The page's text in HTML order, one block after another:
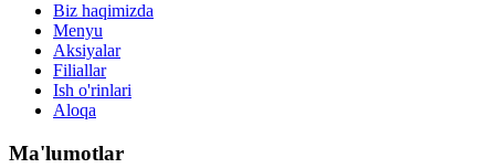
Biz haqimizda
Menyu
Aksiyalar
Filiallar
Ish o'rinlari
Aloqa
Ma'lumotlar